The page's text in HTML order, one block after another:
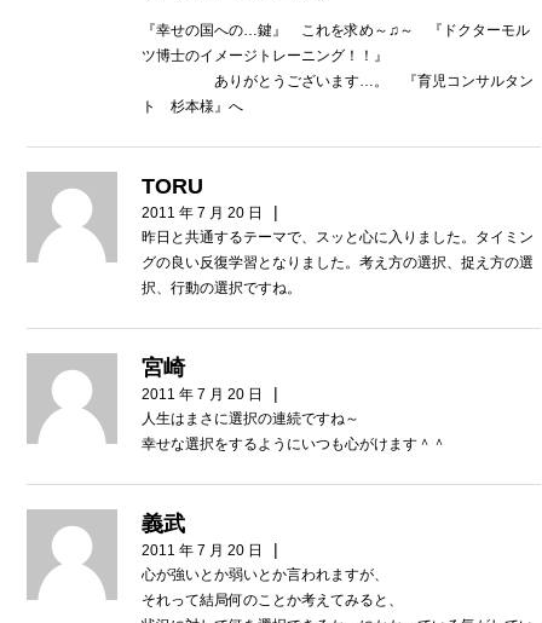
『幸せの国への…鍵』 これを求め～♫～ 『ドクターモル
ツ博士のイメージトレーニング！！』
ありがとうございます…。 『育児コンサルタン
ト 杉本様』へ
TORU
2011 年 7 月 20 日 |
昨日と共通するテーマで、スッと心に入りました。タイミン
グの良い反復学習となりました。考え方の選択、捉え方の選
択、行動の選択ですね。
宮崎
2011 年 7 月 20 日 |
人生はまさに選択の連続ですね～
幸せな選択をするようにいつも心がけます＾＾
義武
2011 年 7 月 20 日 |
心が強いとか弱いとか言われますが、
それって結局何のことか考えてみると、